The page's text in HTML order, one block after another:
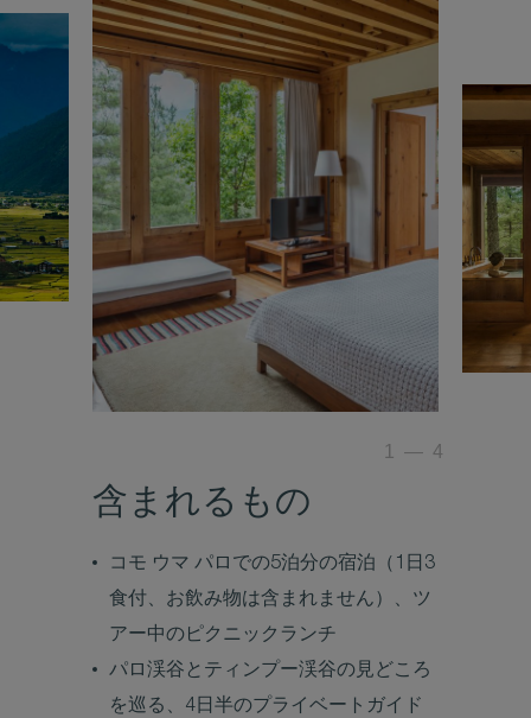
含まれるもの
コモ ウマ パロでの5泊分の宿泊（1日3
食付、お飲み物は含まれません）、ツ
アー中のピクニックランチ
パロ渓谷とティンプー渓谷の見どころ
を巡る、4日半のプライベートガイド
1 — 4